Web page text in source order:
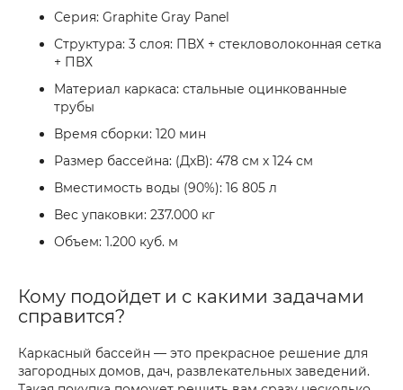
Серия: Graphite Gray Panel
Структура: 3 слоя: ПВХ + стекловолоконная сетка
+ ПВХ
Материал каркаса: стальные оцинкованные
трубы
Время сборки: 120 мин
Размер бассейна: (ДхВ): 478 см х 124 см
Вместимость воды (90%): 16 805 л
Вес упаковки: 237.000 кг
Объем: 1.200 куб. м
Кому подойдет и с какими задачами
справится?
Каркасный бассейн — это прекрасное решение для
загородных домов, дач, развлекательных заведений.